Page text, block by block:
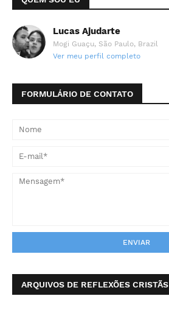
Lucas Ajudarte
Mogi Guaçu, São Paulo, Brazil
Ver meu perfil completo
FORMULÁRIO DE CONTATO
ARQUIVOS DE REFLEXÕES CRISTÃS